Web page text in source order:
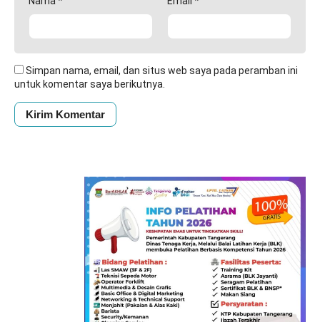
Simpan nama, email, dan situs web saya pada peramban ini
untuk komentar saya berikutnya.